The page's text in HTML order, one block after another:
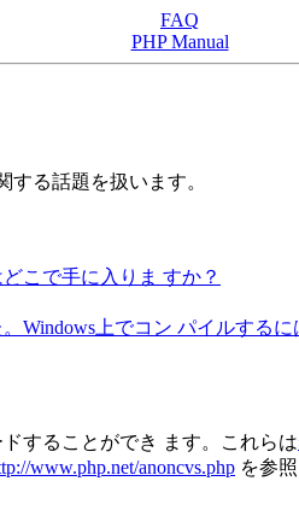
FAQ
PHP Manual
する話題を扱います。
こで手に入りま すか？
Windows上でコン パイルする
することができ ます。これらは
www.php.net/anoncvs.php を参